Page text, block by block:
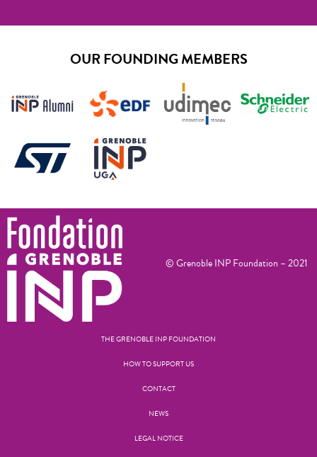
OUR FOUNDING MEMBERS
© Grenoble INP Foundation – 2021
THE GRENOBLE INP FOUNDATION
HOW TO SUPPORT US
CONTACT
NEWS
LEGAL NOTICE